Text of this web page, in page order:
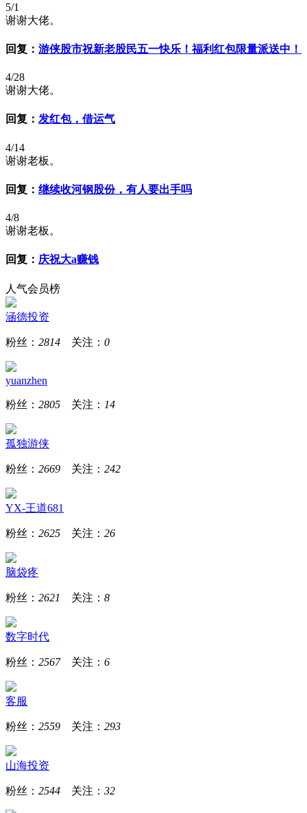
5/1
谢谢大佬。
回复： 游侠股市祝新老股民五一快乐！福利红包限量派送中！
4/28
谢谢大佬。
回复： 发红包，借运气
4/14
谢谢老板。
回复： 继续收河钢股份，有人要出手吗
4/8
谢谢老板。
回复： 庆祝大a赚钱
人气会员榜
涵德投资
粉丝： 2814 关注： 0
yuanzhen
粉丝： 2805 关注： 14
孤独游侠
粉丝： 2669 关注： 242
YX-王道681
粉丝： 2625 关注： 26
脑袋疼
粉丝： 2621 关注： 8
数字时代
粉丝： 2567关注： 6
客服
粉丝： 2559 关注： 293
山海投资
粉丝： 2544 关注： 32